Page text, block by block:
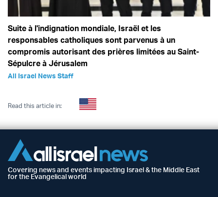
Suite à l'indignation mondiale, Israël et les
responsables catholiques sont parvenus à un
compromis autorisant des prières limitées au Saint-
Sépulcre à Jérusalem
All Israel News Staff
Read this article in:
Covering news and events impacting Israel & the Middle East
for the Evangelical world